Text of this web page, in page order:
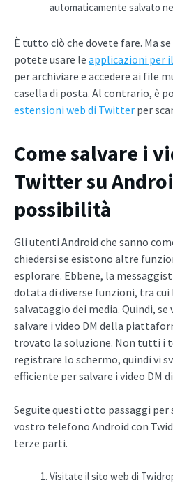
automaticamente salvato
È tutto ciò che dovete fare. Ma
potete usare le applicazioni per
per archiviare e accedere ai file
casella di posta. Al contrario, è
estensioni web di Twitter per
Come salvare i
Twitter su
possibilità
Gli utenti Android che sanno
chiedersi se esistono altre
esplorare. Ebbene, la
dotata di diverse funzioni, tra cui
salvataggio dei media. Quindi,
salvare i video DM della
trovato la soluzione. Non tutti i
registrare lo schermo, quindi vi
efficiente per salvare i video DM
Seguite questi otto passaggi per
vostro telefono Android con
terze parti.
Visitate il sito web di